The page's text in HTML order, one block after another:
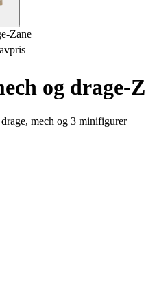
og drage-
mech og 3 minifigurer